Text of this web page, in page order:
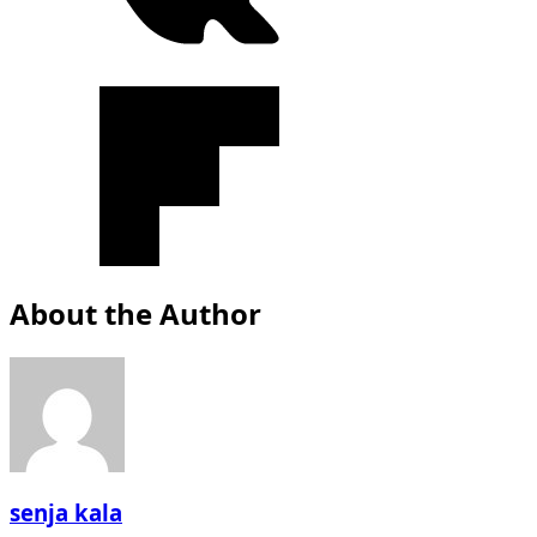
About the Author
senja kala